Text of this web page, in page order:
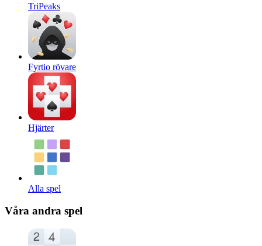
TriPeaks
Fyrtio rövare
Hjärter
Alla spel
Våra andra spel